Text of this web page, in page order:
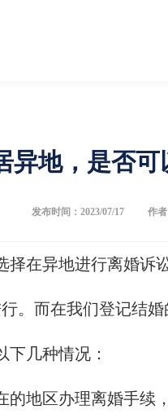
异地，是否
发布时间：2023/07/17 作
在异地进行离婚诉
。而在我们登记结婚
几种情况：
地区办理离婚手续